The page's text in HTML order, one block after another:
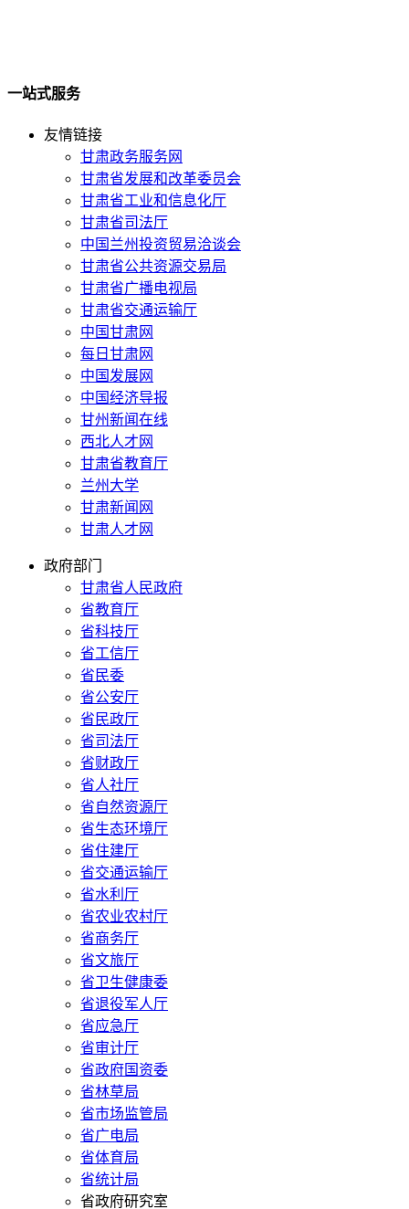
一站式服务
友情链接
甘肃政务服务网
甘肃省发展和改革委员会
甘肃省工业和信息化厅
甘肃省司法厅
中国兰州投资贸易洽谈会
甘肃省公共资源交易局
甘肃省广播电视局
甘肃省交通运输厅
中国甘肃网
每日甘肃网
中国发展网
中国经济导报
甘州新闻在线
西北人才网
甘肃省教育厅
兰州大学
甘肃新闻网
甘肃人才网
政府部门
甘肃省人民政府
省教育厅
省科技厅
省工信厅
省民委
省公安厅
省民政厅
省司法厅
省财政厅
省人社厅
省自然资源厅
省生态环境厅
省住建厅
省交通运输厅
省水利厅
省农业农村厅
省商务厅
省文旅厅
省卫生健康委
省退役军人厅
省应急厅
省审计厅
省政府国资委
省林草局
省市场监管局
省广电局
省体育局
省统计局
省政府研究室